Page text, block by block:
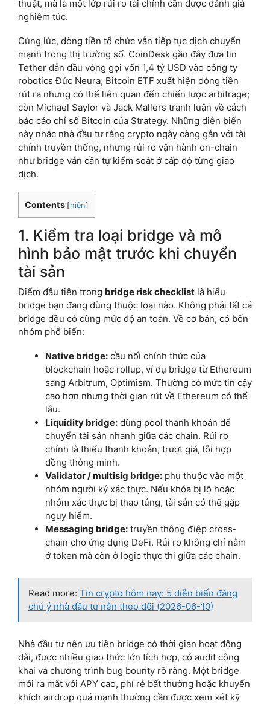
thuật, mà là một lớp rủi ro tài chính cần được đánh giá
nghiêm túc.
Cùng lúc, dòng tiền tổ chức vẫn tiếp tục dịch chuyển
mạnh trong thị trường số. CoinDesk gần đây đưa tin
Tether dẫn đầu vòng gọi vốn 1,4 tỷ USD vào công ty
robotics Đức Neura; Bitcoin ETF xuất hiện dòng tiền
rút ra nhưng có thể liên quan đến chiến lược arbitrage;
còn Michael Saylor và Jack Mallers tranh luận về cách
báo cáo chỉ số Bitcoin của Strategy. Những diễn biến
này nhắc nhà đầu tư rằng crypto ngày càng gắn với tài
chính truyền thống, nhưng rủi ro vận hành on-chain
như bridge vẫn cần tự kiểm soát ở cấp độ từng giao
dịch.
Contents [hiện]
1. Kiểm tra loại bridge và mô
hình bảo mật trước khi chuyển
tài sản
Điểm đầu tiên trong bridge risk checklist là hiểu
bridge bạn đang dùng thuộc loại nào. Không phải tất cả
bridge đều có cùng mức độ an toàn. Về cơ bản, có bốn
nhóm phổ biến:
Native bridge: cầu nối chính thức của
blockchain hoặc rollup, ví dụ bridge từ Ethereum
sang Arbitrum, Optimism. Thường có mức tin cậy
cao hơn nhưng thời gian rút về Ethereum có thể
lâu.
Liquidity bridge: dùng pool thanh khoản để
chuyển tài sản nhanh giữa các chain. Rủi ro
chính là thiếu thanh khoản, trượt giá, lỗi hợp
đồng thông minh.
Validator / multisig bridge: phụ thuộc vào một
nhóm người ký xác thực. Nếu khóa bị lộ hoặc
nhóm xác thực bị thao túng, tài sản có thể gặp
nguy hiểm.
Messaging bridge: truyền thông điệp cross-
chain cho ứng dụng DeFi. Rủi ro không chỉ nằm
ở token mà còn ở logic thực thi giữa các chain.
Read more: Tin crypto hôm nay: 5 diễn biến đáng
chú ý nhà đầu tư nên theo dõi (2026-06-10)
Nhà đầu tư nên ưu tiên bridge có thời gian hoạt động
dài, được nhiều giao thức lớn tích hợp, có audit công
khai và chương trình bug bounty rõ ràng. Một bridge
mới ra mắt với APY cao, phí rẻ bất thường hoặc khuyến
khích airdrop quá mạnh thường cần được xem xét kỹ